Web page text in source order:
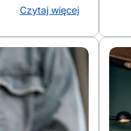
telefon lub
kosztów. Z
dla dziecka bez
rozliczeń
sens wtedy,
wyjścia
obozy. W
razem z
Czytaj więcej